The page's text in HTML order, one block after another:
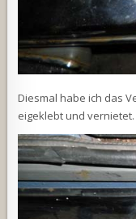
Diesmal habe ich das
eigeklebt und vernietet.